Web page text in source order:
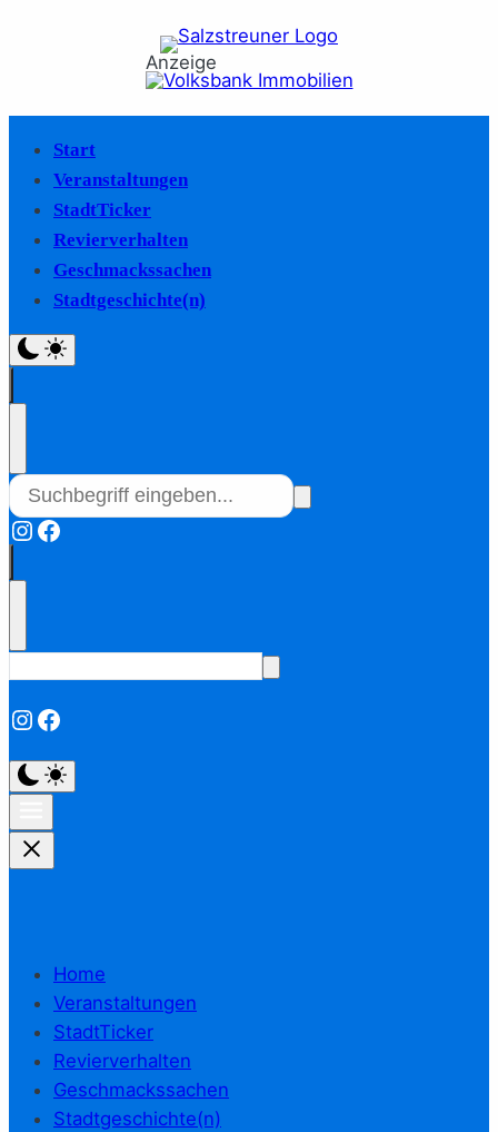
Anzeige
Start
Veranstaltungen
StadtTicker
Revierverhalten
Geschmackssachen
Stadtgeschichte(n)
Instagram
Facebook
Instagram
Facebook
Home
Veranstaltungen
StadtTicker
Revierverhalten
Geschmackssachen
Stadtgeschichte(n)